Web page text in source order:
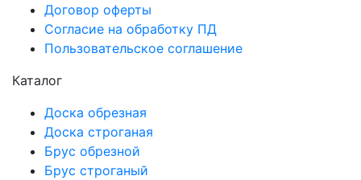
Договор оферты
Согласие на обработку ПД
Пользовательское соглашение
Каталог
Доска обрезная
Доска строганая
Брус обрезной
Брус строганый